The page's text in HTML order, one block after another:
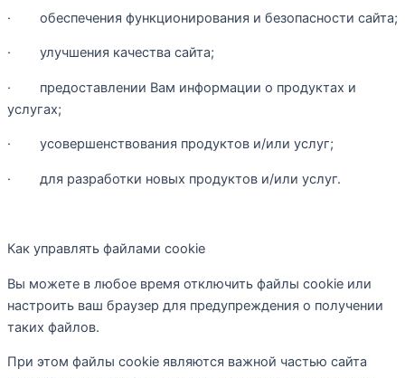
· обеспечения функционирования и безопасности сайта;
· улучшения качества сайта;
· предоставлении Вам информации о продуктах и
услугах;
· усовершенствования продуктов и/или услуг;
· для разработки новых продуктов и/или услуг.
Как управлять файлами cookie
Вы можете в любое время отключить файлы cookie или
настроить ваш браузер для предупреждения о получении
таких файлов.
При этом файлы cookie являются важной частью сайта